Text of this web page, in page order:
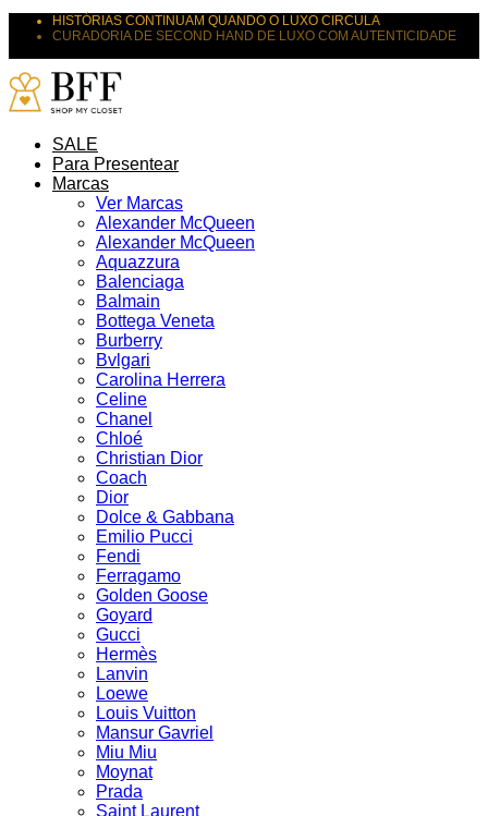
HISTÓRIAS CONTINUAM QUANDO O LUXO CIRCULA
CURADORIA DE SECOND HAND DE LUXO COM AUTENTICIDADE
SALE
Para Presentear
Marcas
Ver Marcas
Alexander McQueen
Alexander McQueen
Aquazzura
Balenciaga
Balmain
Bottega Veneta
Burberry
Bvlgari
Carolina Herrera
Celine
Chanel
Chloé
Christian Dior
Coach
Dior
Dolce & Gabbana
Emilio Pucci
Fendi
Ferragamo
Golden Goose
Goyard
Gucci
Hermès
Lanvin
Loewe
Louis Vuitton
Mansur Gavriel
Miu Miu
Moynat
Prada
Saint Laurent